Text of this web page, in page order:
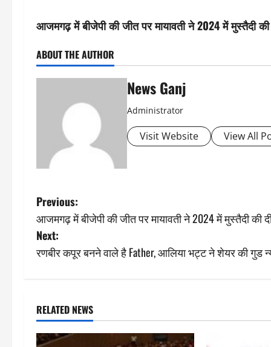
आजमगढ़ में बीजेपी की जीत पर मायावती ने 2024 में मुस्तैदी
ABOUT THE AUTHOR
News Ganj
Administrator
Visit Website View All
P
o
s
n
a
Previous:
आजमगढ़ में बीजेपी की जीत पर मायावती ने 2024 में मुस्तैदी की
Next:
रणबीर कपूर बनने वाले है Father, आलिया भट्ट ने शेयर की गुड
RELATED NEWS